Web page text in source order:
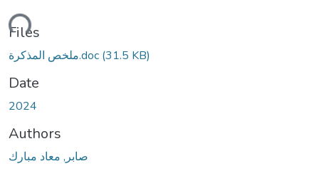
Files
ملخص المذكرة.doc (31.5 KB)
Date
2024
Authors
صابر, معاد مبارك